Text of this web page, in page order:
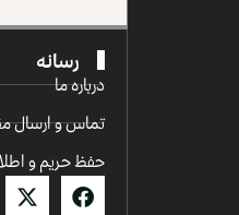
رسانه
درباره ما
تماس و ارسال
حفظ حریم و